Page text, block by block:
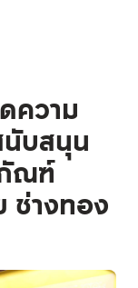
ความ
นับสนุน
ณฑ์
ช่างทอง